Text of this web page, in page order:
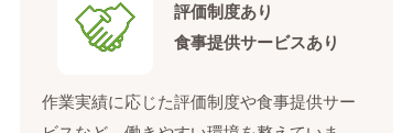
評価制度あり
食事提供サービスあり
作業実績に応じた評価制度や食事提供サー